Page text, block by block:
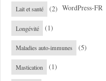
Lait et santé (2)
Longévité (1)
Maladies auto-immunes (5)
Mastication (1)
WordPress-FR